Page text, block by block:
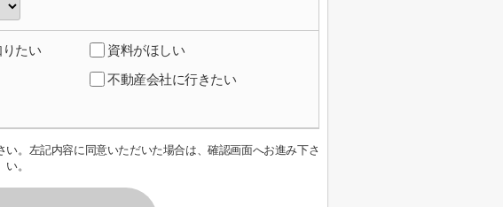
たい
資料がほしい
不動産会社に行きたい
い。左記内容に同意いただいた場合は、確認画面へお進み下さ
い。